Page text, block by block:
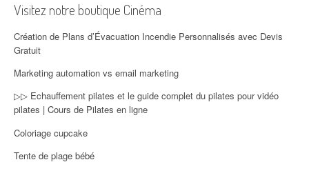
Visitez notre boutique Cinéma
Création de Plans d’Évacuation Incendie Personnalisés avec Devis
Gratuit
Marketing automation vs email marketing
▷▷ Echauffement pilates et le guide complet du pilates pour vidéo
pilates | Cours de Pilates en ligne
Coloriage cupcake
Tente de plage bébé